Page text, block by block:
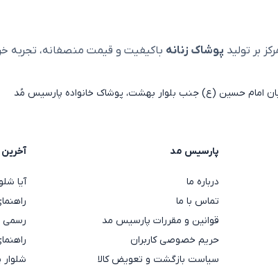
پوشاک زنانه باکیفیت و قیمت منصفانه، تجربه
امام حسین (ع) جنب بلوار بهشت، پوشاک خانواده پارسیس مُد
پارسیس مد
درباره ما
تماس با ما
قوانین و مقررات پارسیس مد
حریم خصوصی کاربران
سیاست بازگشت و تعویض کالا
آیا
رسمی